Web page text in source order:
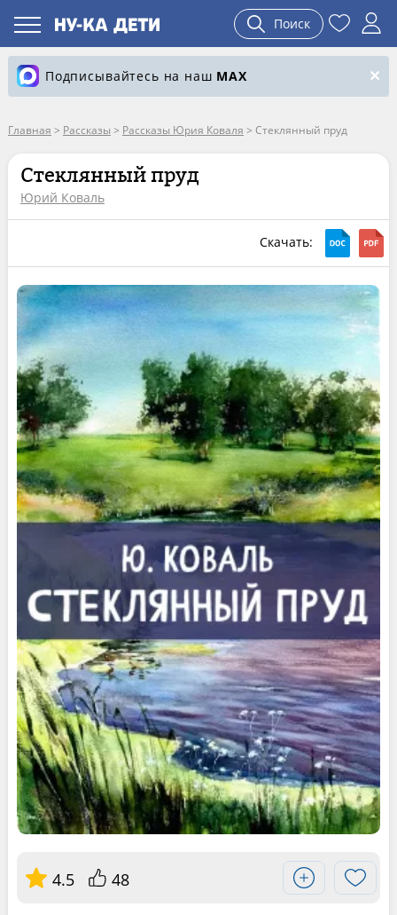
Поиск
Подписывайтесь на наш MAX
Главная > Рассказы > Рассказы Юрия Коваля > Стеклянный пруд
Стеклянный пруд
Юрий Коваль
Скачать:
4.5 48